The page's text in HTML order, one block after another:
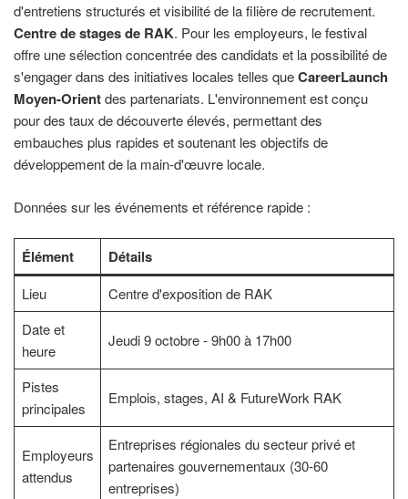
d'entretiens structurés et visibilité de la filière de recrutement.
Centre de stages de RAK. Pour les employeurs, le festival
offre une sélection concentrée des candidats et la possibilité de
s'engager dans des initiatives locales telles queCareerLaunch
Moyen-Orientdes partenariats. L'environnement est conçu
pour des taux de découverte élevés, permettant des
embauches plus rapides et soutenant les objectifs de
développement de la main-d'œuvre locale.
Données sur les événements et référence rapide :
Élément Détails
Lieu
Centre d'exposition de RAK
Date et
heure
Jeudi 9 octobre - 9h00 à 17h00
Pistes
principales
Emplois, stages, AI & FutureWork RAK
Employeurs
attendus
Entreprises régionales du secteur privé et
partenaires gouvernementaux (30-60
entreprises)